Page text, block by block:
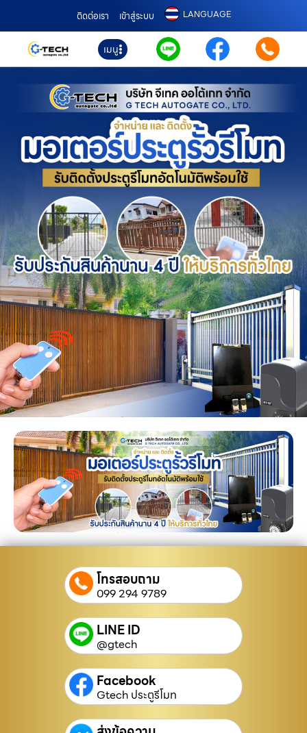
ติดต่อเรา เข้าสู่ระบบ LANGUAGE
เมนู
โทรสอบถาม
099 294 9789
LINE ID
@gtech
Facebook
Gtech ประตูรีโมท